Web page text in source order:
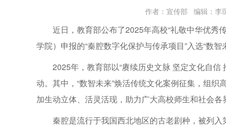
作者：宣传部 编辑：
近日，教育部公布了2025年高校“礼敬中华优秀
学院）申报的“秦腔数字化保护与传承项目”入选“数
2025年，教育部以“赓续历史文脉 坚定文化自信
动。其中，“数智未来”焕活传统文化案例征集，组
加生动立体、活灵活现，助力广大高校师生和社会各
秦腔是流行于我国西北地区的古老剧种，被列